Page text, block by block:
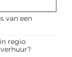
van een
regio